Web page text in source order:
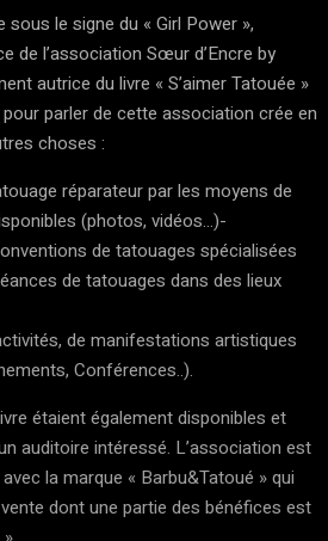
le signe du « Girl Power »,
de l’association Sœur d’Encre by
autrice du livre « S’aimer Tatouée »
parler de cette association crée en
choses :
réparateur par les moyens de
(photos, vidéos…)-
de tatouages spécialisées
de tatouages dans des lieux
de manifestations artistiques
Conférences..).
étaient également disponibles et
auditoire intéressé. L’association est
la marque « Barbu&Tatoué » qui
dont une partie des bénéfices est